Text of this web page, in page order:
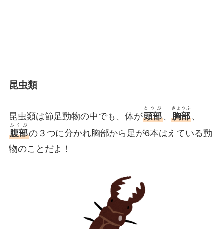
昆虫類
昆虫類は節足動物の中でも、体が頭部
とうぶ
、 胸部
きょうぶ
、
腹部
ふくぶ
の３つに分かれ胸部から足が6本はえている動
物のことだよ！